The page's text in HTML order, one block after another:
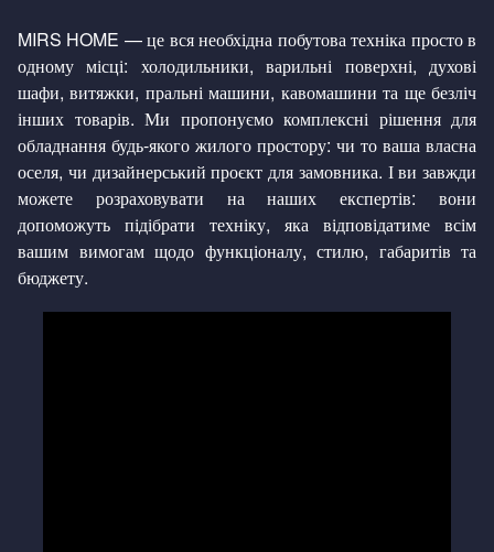
Водонагрівачі
Сушильні машини
MIRS HOME — це вся необхідна побутова техніка просто в
одному місці: холодильники, варильні поверхні, духові
шафи, витяжки, пральні машини, кавомашини та ще безліч
інших товарів. Ми пропонуємо комплексні рішення для
обладнання будь-якого жилого простору: чи то ваша власна
оселя, чи дизайнерський проєкт для замовника. І ви завжди
можете розраховувати на наших експертів: вони
допоможуть підібрати техніку, яка відповідатиме всім
вашим вимогам щодо функціоналу, стилю, габаритів та
бюджету.